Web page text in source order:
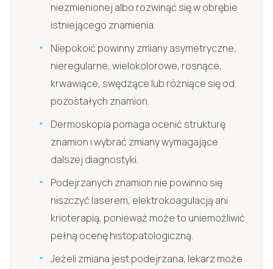
niezmienionej albo rozwinąć się w obrębie
istniejącego znamienia.
Niepokoić powinny zmiany asymetryczne,
nieregularne, wielokolorowe, rosnące,
krwawiące, swędzące lub różniące się od
pozostałych znamion.
Dermoskopia pomaga ocenić strukturę
znamion i wybrać zmiany wymagające
dalszej diagnostyki.
Podejrzanych znamion nie powinno się
niszczyć laserem, elektrokoagulacją ani
krioterapią, ponieważ może to uniemożliwić
pełną ocenę histopatologiczną.
Jeżeli zmiana jest podejrzana, lekarz może